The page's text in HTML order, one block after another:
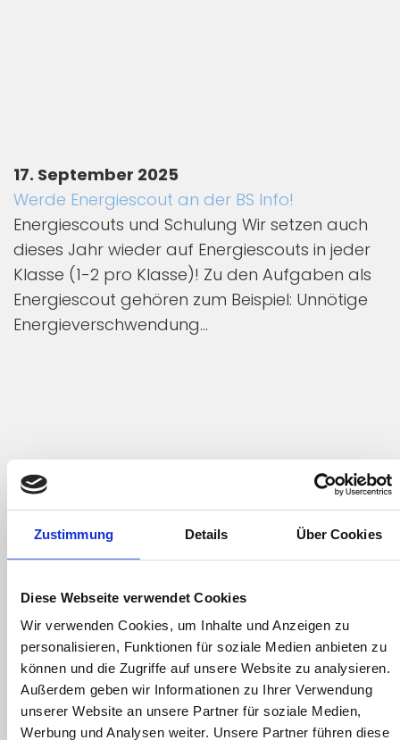
Zustimmung Details Über Cookies
Diese Webseite verwendet Cookies
Wir verwenden Cookies, um Inhalte und Anzeigen zu
personalisieren, Funktionen für soziale Medien anbieten zu
können und die Zugriffe auf unsere Website zu analysieren.
Außerdem geben wir Informationen zu Ihrer Verwendung
unserer Website an unsere Partner für soziale Medien,
Werbung und Analysen weiter. Unsere Partner führen diese
17. September 2025
Werde Energiescout an der BS Info!
Energiescouts und Schulung Wir setzen auch
dieses Jahr wieder auf Energiescouts in jeder
Klasse (1-2 pro Klasse)! Zu den Aufgaben als
Energiescout gehören zum Beispiel: Unnötige
Energieverschwendung...
26. September 2024
FOM Bachelor Dual Day 2024
Networking beim FOM Bachelor Dual Day 2024
Unsere Kopperationsparterin, die FOM -
Hochschule für Berufstätige, lädt alle